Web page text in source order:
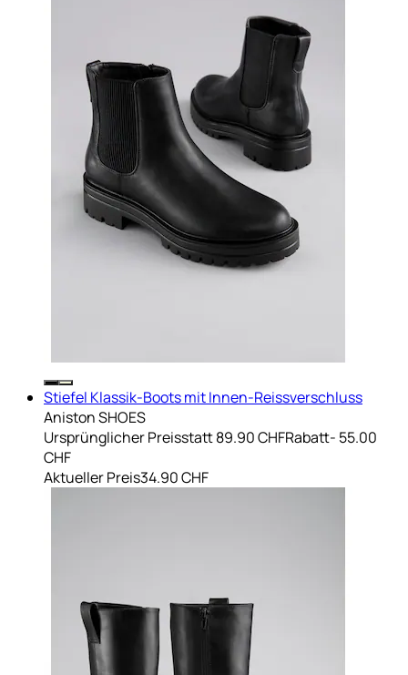
Stiefel Klassik-Boots mit Innen-Reissverschluss
Aniston SHOES
Ursprünglicher Preisstatt 89.90 CHFRabatt- 55.00
CHF
Aktueller Preis34.90 CHF